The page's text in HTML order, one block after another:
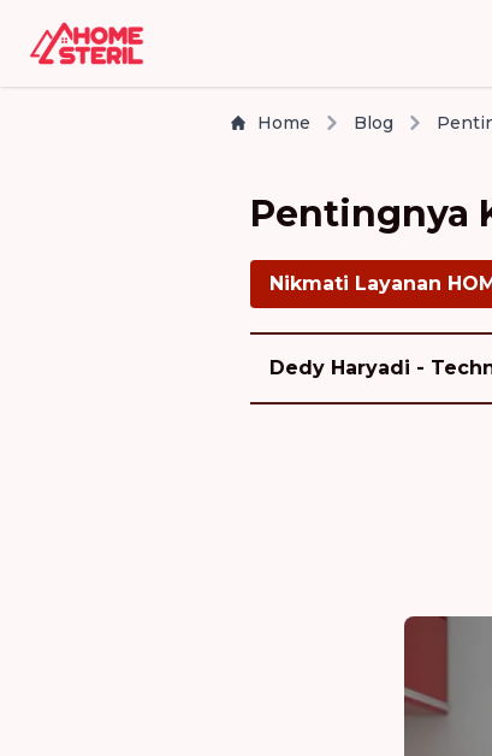
Home Blog
Pentingnya
Nikmati Layanan
Dedy Haryadi -